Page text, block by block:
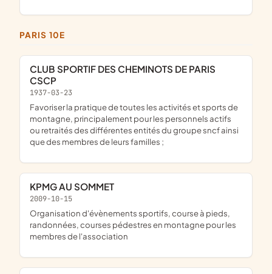
PARIS 10E
CLUB SPORTIF DES CHEMINOTS DE PARIS
CSCP
1937-03-23
favoriser la pratique de toutes les activités et sports de
montagne, principalement pour les personnels actifs
ou retraités des différentes entités du groupe sncf ainsi
que des membres de leurs familles ;
KPMG AU SOMMET
2009-10-15
organisation d'évènements sportifs, course à pieds,
randonnées, courses pédestres en montagne pour les
membres de l'association